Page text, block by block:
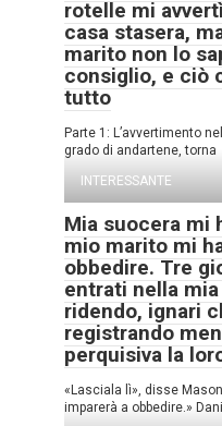
rotelle mi
casa stasera,
marito non lo
consiglio, e ciò
tutto
Parte 1: L’avvertimento
grado di andartene, torna
INTERESSANTE
Mia suocera mi
mio marito mi
obbedire. Tre
entrati nella mia
ridendo, ignari
registrando
perquisiva la
«Lasciala lì», disse
imparerà a obbedire.»